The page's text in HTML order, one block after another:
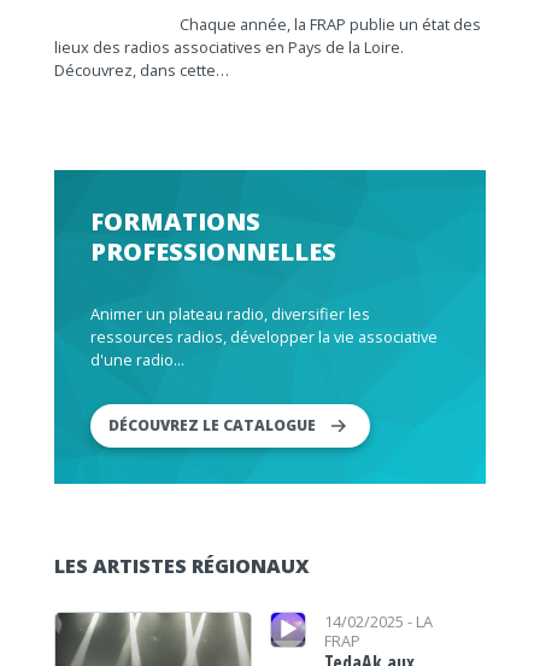
Chaque année, la FRAP publie un état des
lieux des radios associatives en Pays de la Loire.
Découvrez, dans cette…
FORMATIONS
PROFESSIONNELLES
Animer un plateau radio, diversifier les
ressources radios, développer la vie associative
d'une radio...
DÉCOUVREZ LE CATALOGUE
LES ARTISTES RÉGIONAUX
Lecteur audio
Lecteur audio 14/02/2025 - LA
FRAP